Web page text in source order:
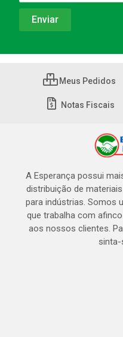
Meus Pedidos
Notas Fiscais
A Esperança possui
distribuição de
para indústrias. Somos
que trabalha com
aos nossos clientes.